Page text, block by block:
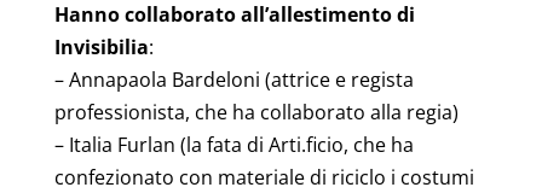
Hanno collaborato all’allestimento di
Invisibilia:
– Annapaola Bardeloni (attrice e regista
professionista, che ha collaborato alla regia)
– Italia Furlan (la fata di Arti.ficio, che ha
confezionato con materiale di riciclo i costumi